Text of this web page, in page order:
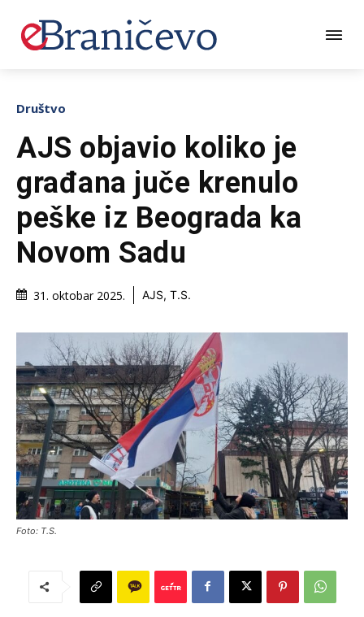
Društvo
AJS objavio koliko je
građana juče krenulo
peške iz Beograda ka
Novom Sadu
31. oktobar 2025. AJS, T.S.
Foto: T.S.